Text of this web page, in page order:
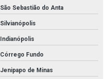
São Sebastião do Anta
Silvianópolis
Indianópolis
Córrego Fundo
Jenipapo de Minas